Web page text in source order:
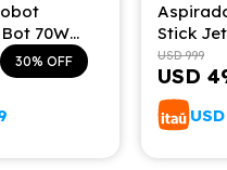
70W
de
30
Stick Jet
de
USD
USD 999
USD